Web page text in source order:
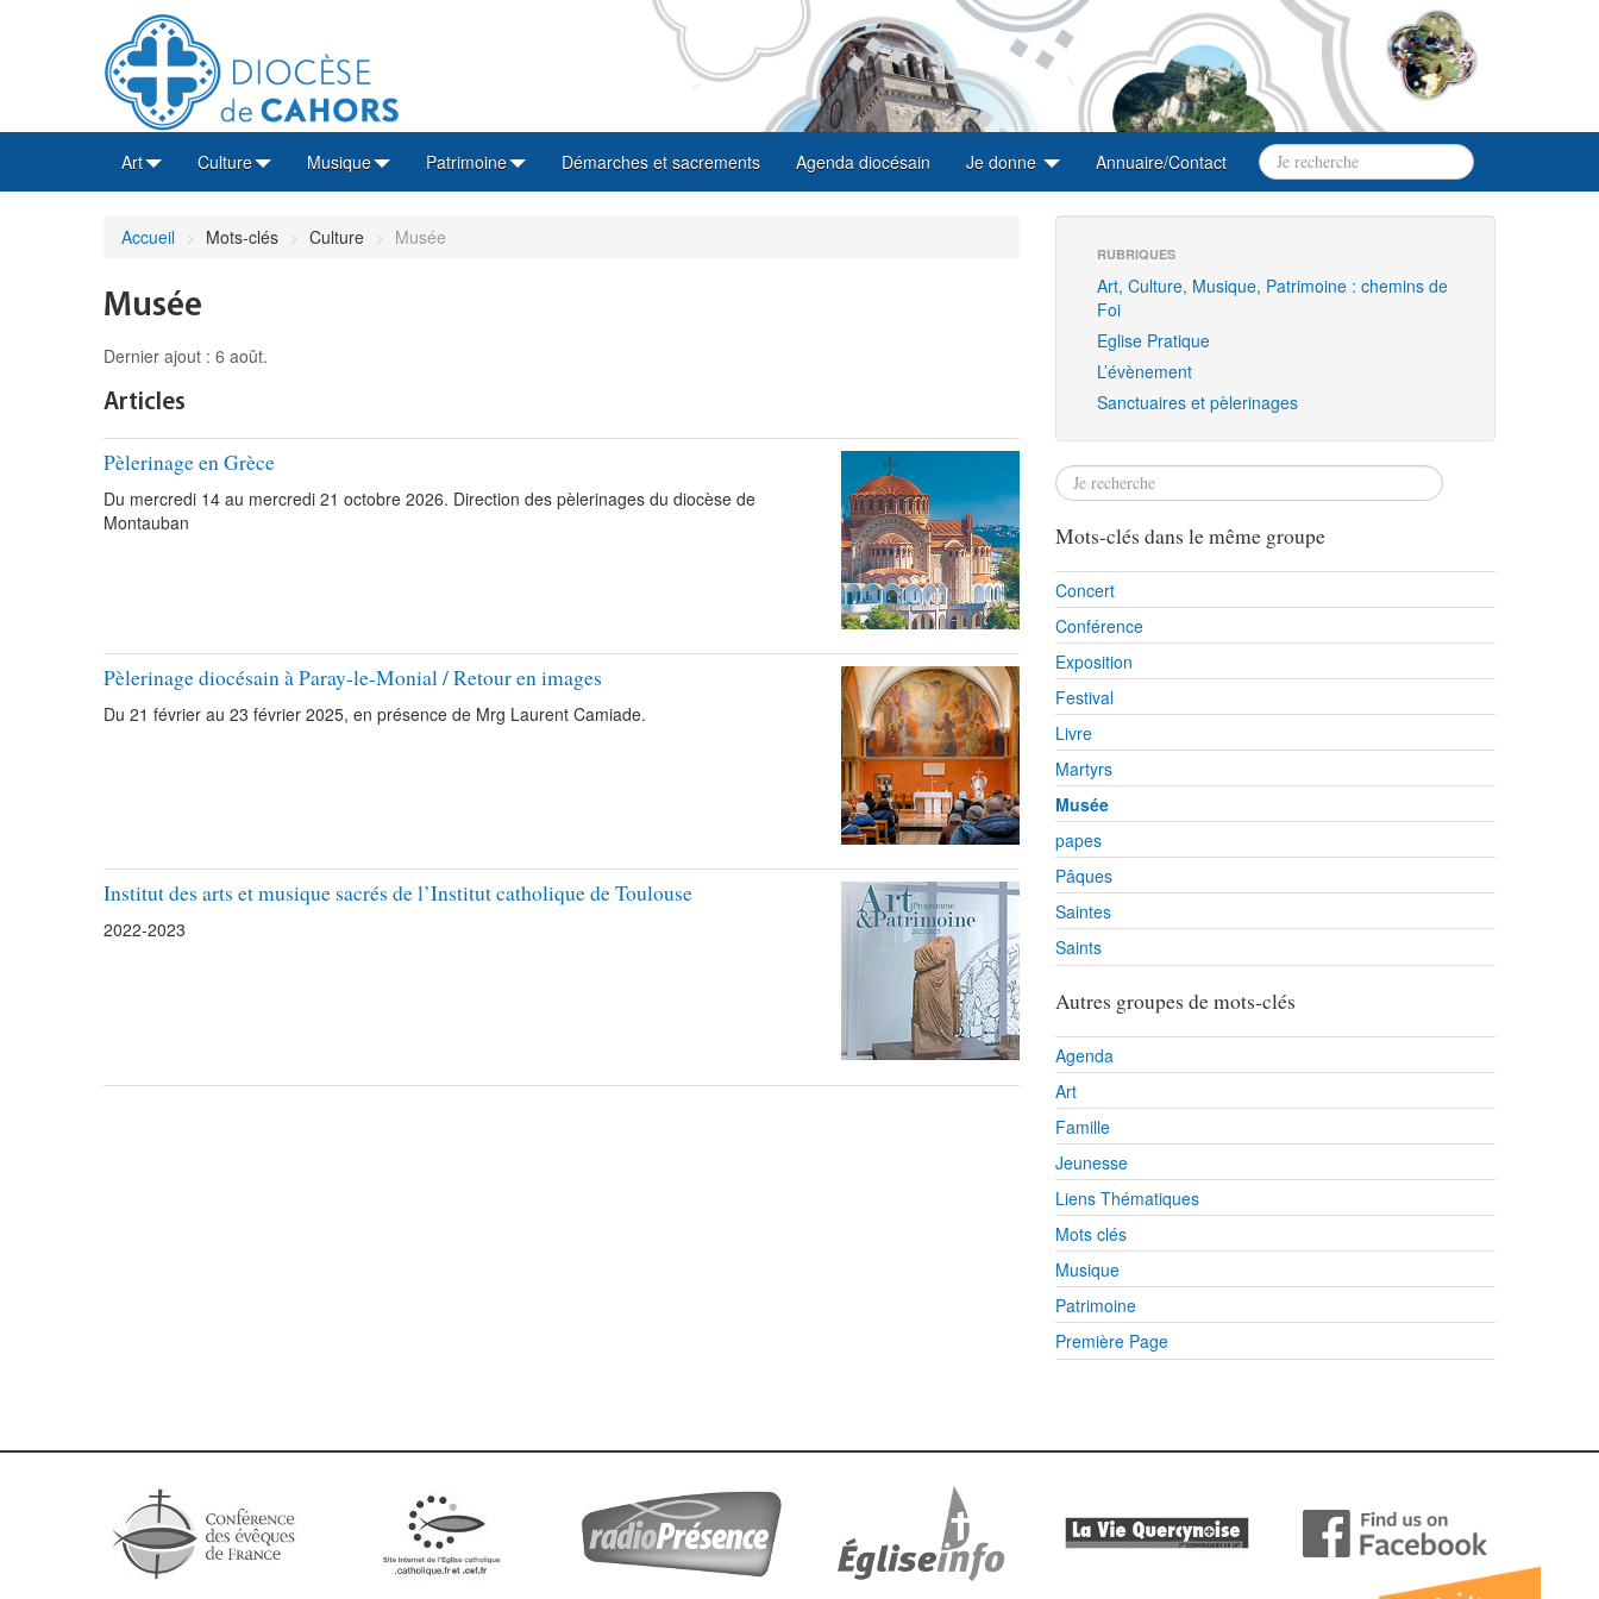
Art Culture Musique Patrimoine Démarches et sacrements Agenda diocésain Je donne Annuaire/Contact
Accueil > Mots-clés > Culture > Musée
Musée
Dernier ajout : 6 août.
Articles
Pèlerinage en Grèce
Du mercredi 14 au mercredi 21 octobre 2026. Direction des pèlerinages du diocèse de
Montauban
Pèlerinage diocésain à Paray-le-Monial / Retour en images
Du 21 février au 23 février 2025, en présence de Mrg Laurent Camiade.
Institut des arts et musique sacrés de l’Institut catholique de Toulouse
2022-2023
RUBRIQUES
Art, Culture, Musique, Patrimoine : chemins de
Foi
Eglise Pratique
L’évènement
Sanctuaires et pèlerinages
Mots-clés dans le même groupe
Concert
Conférence
Exposition
Festival
Livre
Martyrs
Musée
papes
Pâques
Saintes
Saints
Autres groupes de mots-clés
Agenda
Art
Famille
Jeunesse
Liens Thématiques
Mots clés
Musique
Patrimoine
Première Page